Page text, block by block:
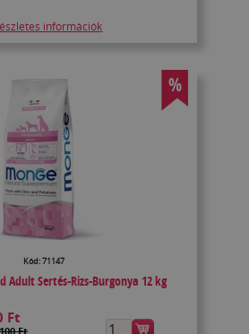
információk
%
Kód: 71147
Adult Sertés-Rizs-Burgonya 12 kg
Ft
Ft